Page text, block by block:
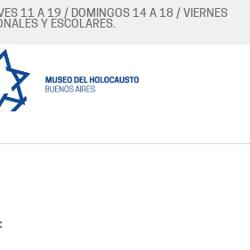
11 A 19 / DOMINGOS 14 A 18 / VIERNES
Y ESCOLARES.